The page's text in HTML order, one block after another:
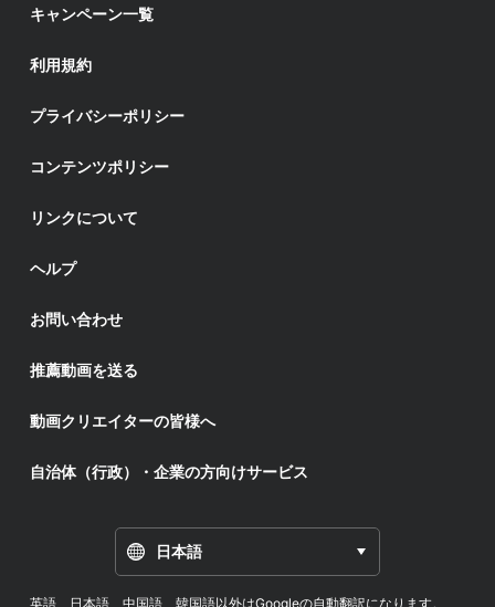
キャンペーン一覧
利用規約
プライバシーポリシー
コンテンツポリシー
リンクについて
ヘルプ
お問い合わせ
推薦動画を送る
動画クリエイターの皆様へ
自治体（行政）・企業の方向けサービス
日本語
英語、日本語、中国語、韓国語以外はGoogleの自動翻訳になります。